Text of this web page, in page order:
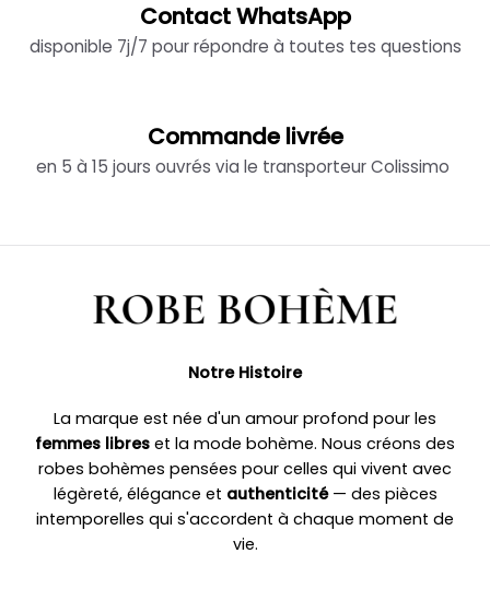
Contact WhatsApp
disponible 7j/7 pour répondre à toutes tes questions
Commande livrée
en 5 à 15 jours ouvrés via le transporteur Colissimo
Notre Histoire
La marque est née d'un amour profond pour les
femmes libres et la mode bohème. Nous créons des
robes bohèmes pensées pour celles qui vivent avec
légèreté, élégance et authenticité— des pièces
intemporelles qui s'accordent à chaque moment de
vie.